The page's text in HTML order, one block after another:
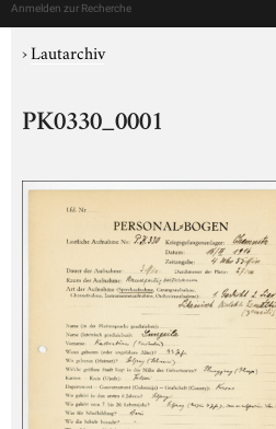
Anmelden zur Recherche
›Lautarchiv
PK0330_0001